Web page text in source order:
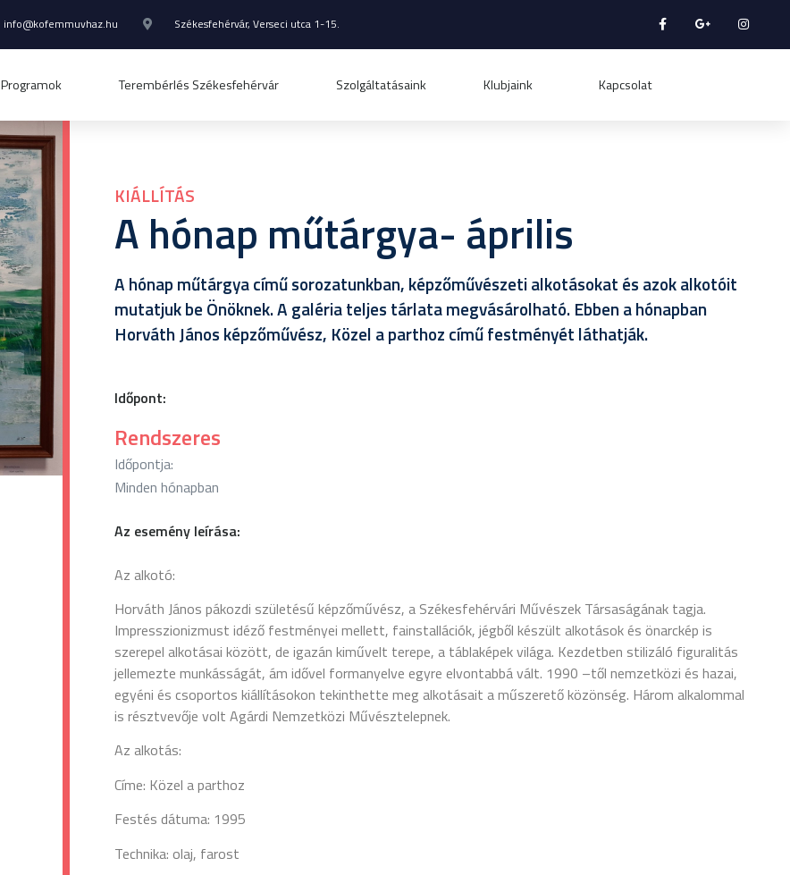
info@kofemmuvhaz.hu Székesfehérvár, Verseci utca 1-15.
Programok Terembérlés Székesfehérvár Szolgáltatásaink Klubjaink Kapcsolat
KIÁLLÍTÁS
A hónap műtárgya- április
A hónap műtárgya című sorozatunkban, képzőművészeti alkotásokat és azok alkotóit
mutatjuk be Önöknek. A galéria teljes tárlata megvásárolható. Ebben a hónapban
Horváth János képzőművész, Közel a parthoz című festményét láthatják.
Időpont:
Rendszeres
Időpontja:
Minden hónapban
Az esemény leírása:
Az alkotó:
Horváth János pákozdi születésű képzőművész, a Székesfehérvári Művészek Társaságának tagja.
Impresszionizmust idéző festményei mellett, fainstallációk, jégből készült alkotások és önarckép is
szerepel alkotásai között, de igazán kiművelt terepe, a táblaképek világa. Kezdetben stilizáló figuralitás
jellemezte munkásságát, ám idővel formanyelve egyre elvontabbá vált. 1990 –től nemzetközi és hazai,
egyéni és csoportos kiállításokon tekinthette meg alkotásait a műszerető közönség. Három alkalommal
is résztvevője volt Agárdi Nemzetközi Művésztelepnek.
Az alkotás:
Címe: Közel a parthoz
Festés dátuma: 1995
Technika: olaj, farost